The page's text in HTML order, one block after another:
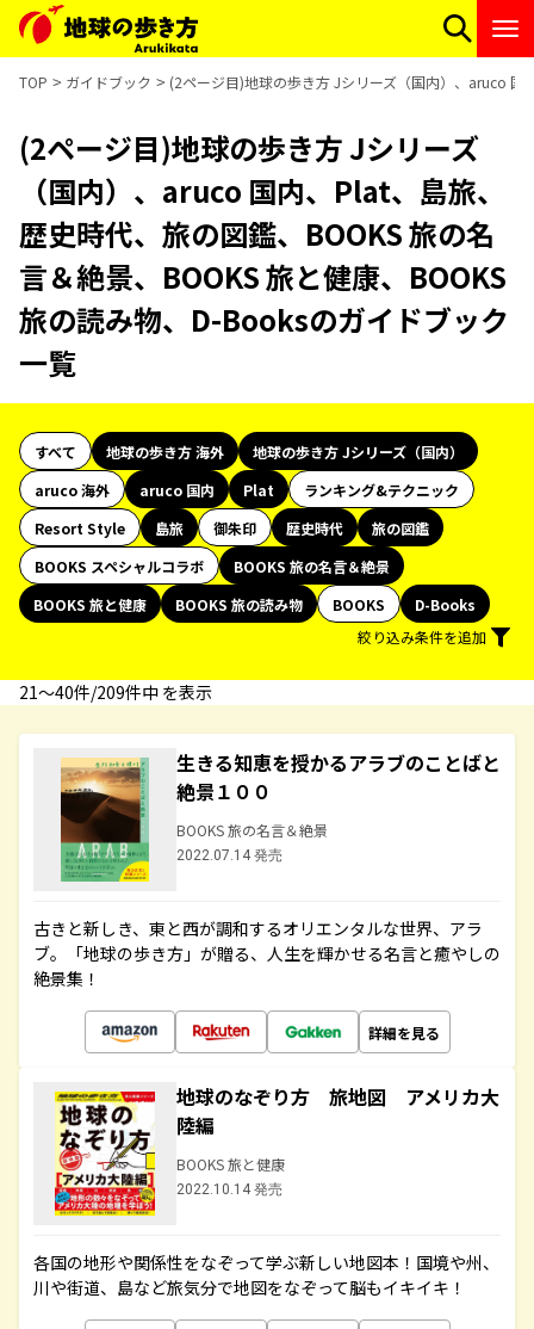
TOP ガイドブック (2ページ目)地球の歩き方 Jシリーズ（国内）、aruco
(2ページ目)地球の歩き方 Jシリーズ
（国内）、aruco 国内、Plat、島旅、
歴史時代、旅の図鑑、BOOKS 旅の名
言＆絶景、BOOKS 旅と健康、BOOKS
旅の読み物、D-Booksのガイドブック
一覧
すべて 地球の歩き方 海外
地球の歩き方 Jシリーズ（国内）
aruco 海外
aruco 国内 Plat
ランキング&テクニック
Resort Style
島旅 御朱印 歴史時代
旅の図鑑
BOOKS スペシャルコラボ
BOOKS 旅の名言＆絶景
BOOKS 旅と健康
BOOKS 旅の読み物 BOOKS
D-Books
絞り込み条件を追加
21〜40件/209件中 を表示
生きる知恵を授かるアラブのことばと
絶景１００
BOOKS 旅の名言＆絶景
2022.07.14 発売
古きと新しき、東と西が調和するオリエンタルな世界、アラ
ブ。「地球の歩き方」が贈る、人生を輝かせる名言と癒やしの
絶景集！
詳細を見る
地球のなぞり方 旅地図 アメリカ大
陸編
BOOKS 旅と健康
2022.10.14 発売
各国の地形や関係性をなぞって学ぶ新しい地図本！国境や州、
川や街道、島など旅気分で地図をなぞって脳もイキイキ！